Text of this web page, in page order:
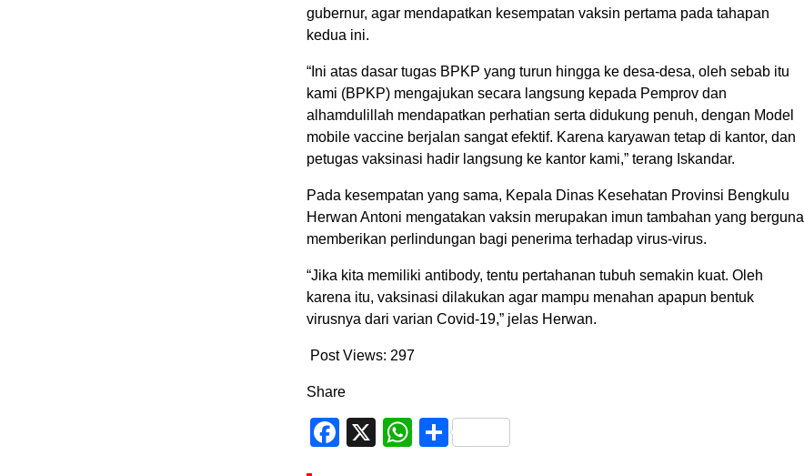
gubernur, agar mendapatkan kesempatan vaksin pertama pada tahapan
kedua ini.
“Ini atas dasar tugas BPKP yang turun hingga ke desa-desa, oleh sebab itu
kami (BPKP) mengajukan secara langsung kepada Pemprov dan
alhamdulillah mendapatkan perhatian serta didukung penuh, dengan Model
mobile vaccine berjalan sangat efektif. Karena karyawan tetap di kantor, dan
petugas vaksinasi hadir langsung ke kantor kami,” terang Iskandar.
Pada kesempatan yang sama, Kepala Dinas Kesehatan Provinsi Bengkulu
Herwan Antoni mengatakan vaksin merupakan imun tambahan yang berguna
memberikan perlindungan bagi penerima terhadap virus-virus.
“Jika kita memiliki antibody, tentu pertahanan tubuh semakin kuat. Oleh
karena itu, vaksinasi dilakukan agar mampu menahan apapun bentuk
virusnya dari varian Covid-19,” jelas Herwan.
Post Views: 297
Share
Facebook
X WhatsApp
Share